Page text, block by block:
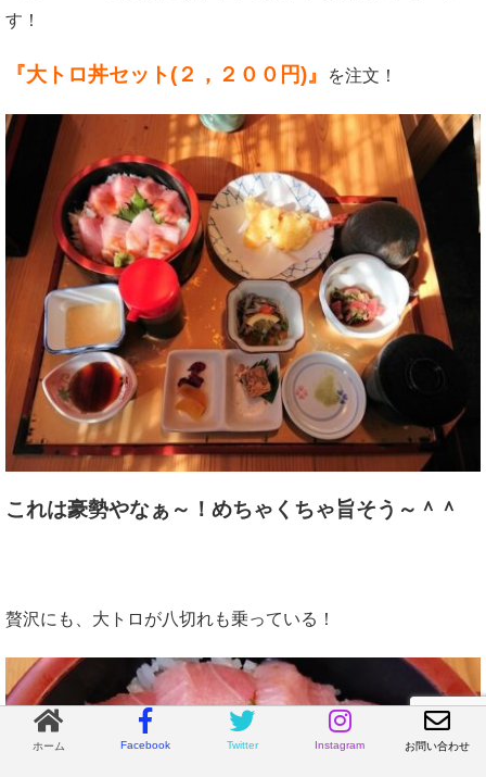
す！
『大トロ丼セット(２，２００円)』 を注文！
これは豪勢やなぁ～！ めちゃくちゃ旨そう～＾＾
贅沢にも、大トロが八切れも乗っている！
ホーム Facebook Twitter Instagram お問い合わせ